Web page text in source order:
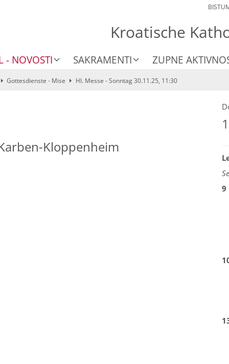
Kroatische
- NOVOSTI SAKRAMENTI ZUPNE
Gottesdienste - Mise Hl. Messe - Sonntag 30.11.25, 11:30
Kloppenheim
9